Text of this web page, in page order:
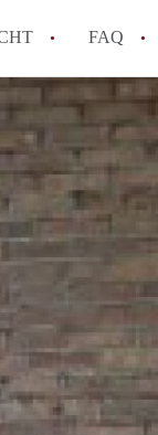
FAQ
van
in Utrecht?